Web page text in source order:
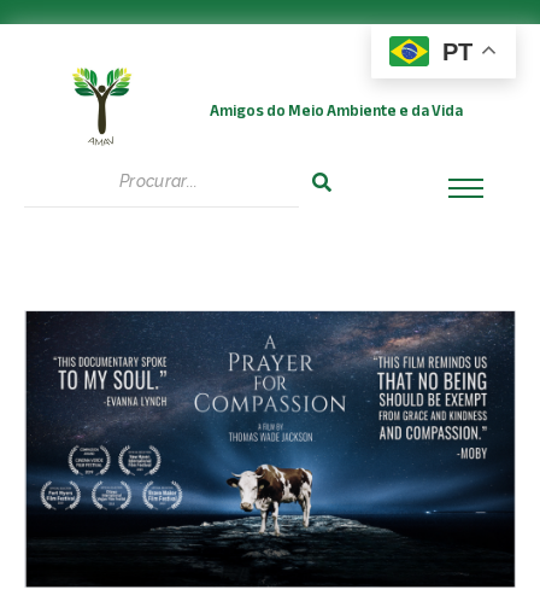
Amigos do Meio Ambiente e da Vida
PT